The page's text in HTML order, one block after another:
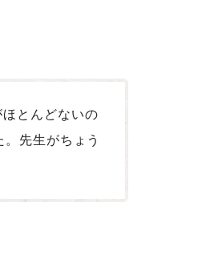
とんどないの
先生がちょう